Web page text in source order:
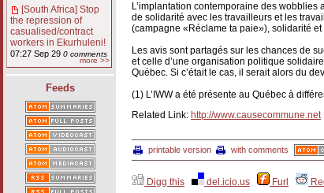
[South Africa] Stop
the repression of
casualised/contract
workers in Ekurhuleni!
07:27 Sep 29 0 comments
more >>
Feeds
L’implantation contemporaine des
de solidarité avec les travailleurs et les
(campagne «Réclame ta paie»), solidarité
Les avis sont partagés sur les chances de
et celle d’une organisation politique
Québec. Si c’était le cas, il serait alors du
(1) L’IWW a été présente au Québec à
Related Link: http://www.causecommune.net
printable version with comments
Digg this del.icio.us Furl